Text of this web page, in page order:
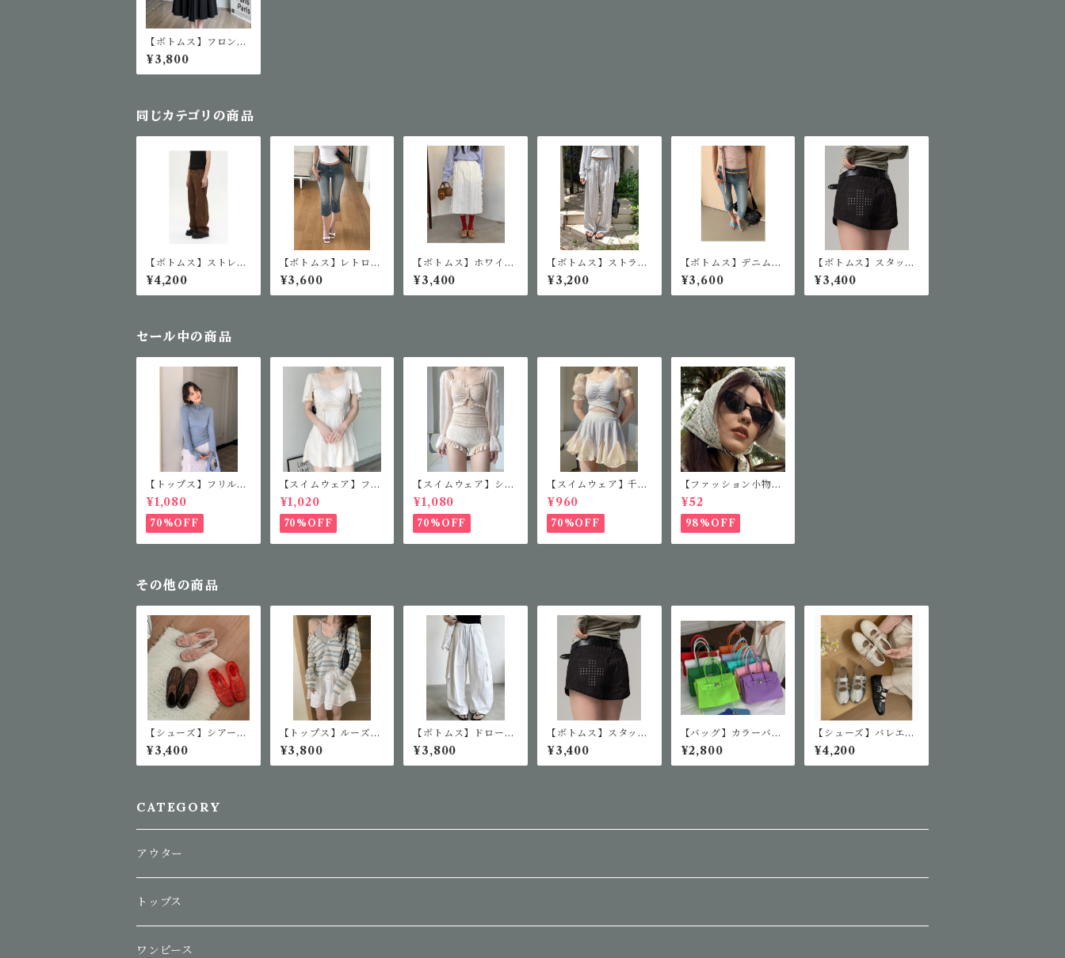
【ボトムス】フロント
プリーツスカート
¥3,800
同じカテゴリの商品
【ボトムス】ストレー
トカジュアルパンツ
¥4,200
【ボトムス】レトロウ
ォッシュデニムカプリ
パンツ
¥3,600
【ボトムス】ホワイト
フリルスカート
¥3,400
【ボトムス】ストライ
プドローストリングワ
イドパンツ
¥3,200
【ボトムス】デニムカ
プリパンツ
¥3,600
【ボトムス】スタッズ
クロスショートパンツ
¥3,400
セール中の商品
【トップス】フリルカ
ラーニット
¥1,080
70%OFF
【スイムウェア】フレ
アミニワンピース
¥1,020
70%OFF
【スイムウェア】シア
ースリーブフリルワン
ピース
¥1,080
70%OFF
【スイムウェア】千鳥
柄セパレート水着
¥960
70%OFF
【ファッション小物】
ファッションサングラ
ス
¥52
98%OFF
その他の商品
【シューズ】シアーメ
ッシュフラットジェリ
ーシューズ
¥3,400
【トップス】ルーズボ
ーダートップス
¥3,800
【ボトムス】ドロース
トリングカーゴパンツ
¥3,800
【ボトムス】スタッズ
クロスショートパンツ
¥3,400
【バッグ】カラーバリ
エーションジェリーバ
ッグ
¥2,800
【シューズ】バレエコ
アデザインパンプス
¥4,200
CATEGORY
アウター
トップス
ワンピース